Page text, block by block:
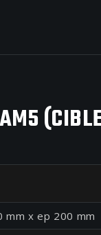
mm x ep 200 mm